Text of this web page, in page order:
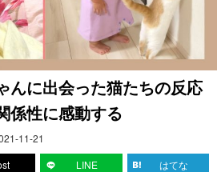
んに出会った猫たちの反応
性に感動する
11-21
LINE はてな